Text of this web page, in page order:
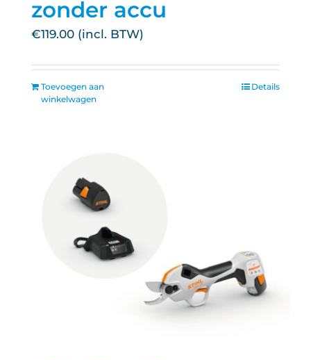
zonder accu
€119.00
Toevoegen aan
winkelwagen
Details